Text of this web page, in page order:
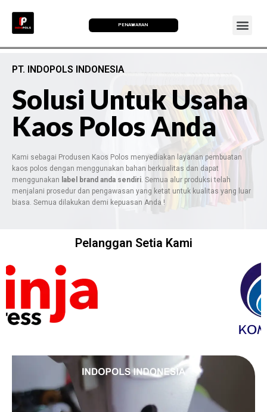
PENAWARAN
PT. INDOPOLS INDONESIA
Solusi Untuk Usaha
Kaos Polos Anda
Kami sebagai Produsen Kaos Polos menyediakan layanan pembuatan
kaos polos dengan menggunakan bahan berkualitas dan dapat
menggunakan label brand anda sendiri . Semua alur produksi telah
menjalani prosedur dan pengawasan yang ketat untuk kualitas yang luar
biasa. Semua dilakukan demi kepuasan Anda !
Pelanggan Setia Kami